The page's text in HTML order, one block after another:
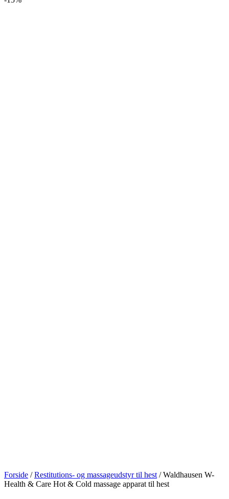
Forside /Restitutions- og massageudstyr til hest / Waldhausen W-
Health & Care Hot & Cold massage apparat til hest